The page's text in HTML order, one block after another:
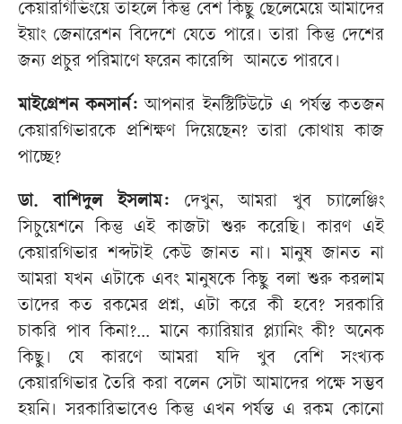
কেয়ারগিভিংয়ে তাহলে কিন্তু বেশ কিছু ছেলেমেয়ে আমাদের
ইয়াং জেনারেশন বিদেশে যেতে পারে। তারা কিন্তু দেশের
জন্য প্রচুর পরিমাণে ফরেন কারেন্সি আনতে পারবে।
মাইগ্রেশন কনসার্ন:আপনার ইনস্টিটিউটে এ পর্যন্ত কতজন
কেয়ারগিভারকে প্রশিক্ষণ দিয়েছেন? তারা কোথায় কাজ
পাচ্ছে?
ডা. বাশিদুল ইসলাম: দেখুন, আমরা খুব চ্যালেঞ্জিং
সিচুয়েশনে কিন্তু এই কাজটা শুরু করেছি। কারণ এই
কেয়ারগিভার শব্দটাই কেউ জানত না। মানুষ জানত না
আমরা যখন এটাকে এবং মানুষকে কিছু বলা শুরু করলাম
তাদের কত রকমের প্রশ্ন, এটা করে কী হবে? সরকারি
চাকরি পাব কিনা?... মানে ক্যারিয়ার প্ল্যানিং কী? অনেক
কিছু। যে কারণে আমরা যদি খুব বেশি সংখ্যক
কেয়ারগিভার তৈরি করা বলেন সেটা আমাদের পক্ষে সম্ভব
হয়নি। সরকারিভাবেও কিন্তু এখন পর্যন্ত এ রকম কোনো